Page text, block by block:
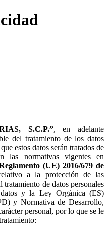
S.C.P.”, en adelante
del tratamiento de los datos
estos datos serán tratados de
las normativas vigentes en
(UE) 2016/679 de
a la protección de las
tratamiento de datos personales
y la Ley Orgánica (ES)
y Normativa de Desarrollo,
personal, por lo que se le